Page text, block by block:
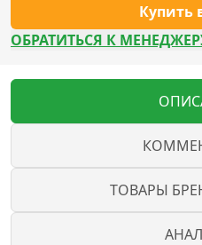
Купить
ОБРАТИТЬСЯ К
ТОВАРЫ